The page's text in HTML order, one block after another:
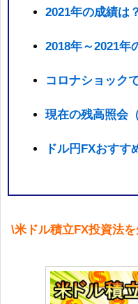
2021年の成績は？
2018年～2021年
コロナショック
現在の残高照会
ドル円FXおすす
\米ドル積立FX投資法